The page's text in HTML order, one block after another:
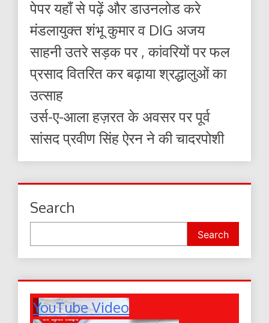
पेपर यहाँ से पढ़ें और डाउनलोड करे
मंडलायुक्त शंभू कुमार व DIG अजय
साहनी उतरे सड़क पर , कांवरियों पर फल
प्रसाद वितरित कर बढ़ाया श्रद्धालुओं का
उत्साह
उर्स-ए-आला हज़रत के अवसर पर पूर्व
सांसद प्रवीण सिंह ऐरन ने की चादरपोशी
Search
Search
YouTube Video